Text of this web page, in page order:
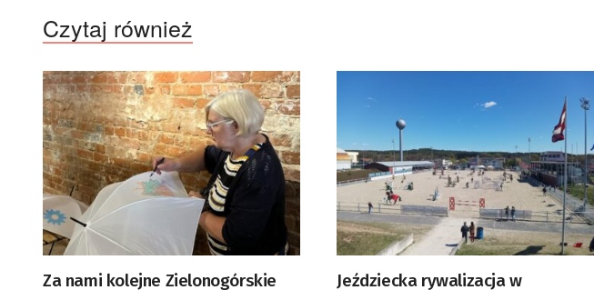
Czytaj również
Za nami kolejne Zielonogórskie
Jeździecka rywalizacja w